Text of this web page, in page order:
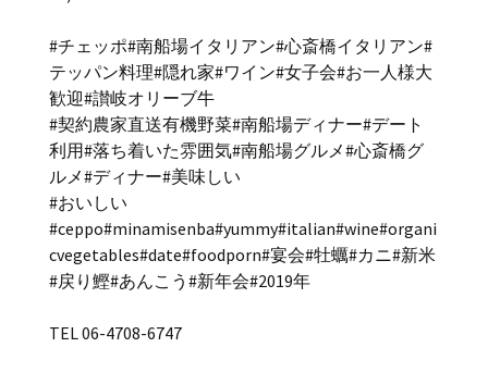
#チェッポ#南船場イタリアン#心斎橋イタリアン#
テッパン料理#隠れ家#ワイン#女子会#お一人様大
歓迎#讃岐オリーブ牛
#契約農家直送有機野菜#南船場ディナー#デート
利用#落ち着いた雰囲気#南船場グルメ#心斎橋グ
ルメ#ディナー#美味しい
#おいしい
#ceppo#minamisenba#yummy#italian#wine#organi
cvegetables#date#foodporn#宴会#牡蠣#カニ#新米
#戻り鰹#あんこう#新年会#2019年
TEL 06-4708-6747